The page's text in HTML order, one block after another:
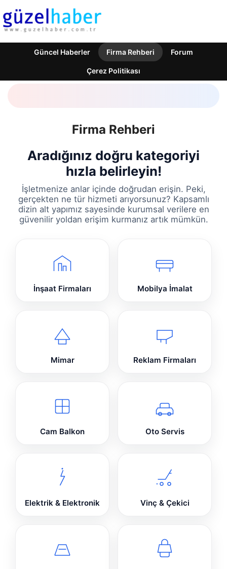
Güncel Haberler Firma Rehberi Forum
Çerez Politikası
Firma Rehberi
Aradığınız doğru kategoriyi
hızla belirleyin!
İşletmenize anlar içinde doğrudan erişin. Peki,
gerçekten ne tür hizmeti arıyorsunuz? Kapsamlı
dizin alt yapımız sayesinde kurumsal verilere en
güvenilir yoldan erişim kurmanız artık mümkün.
İnşaat Firmaları Mobilya İmalat
Mimar Reklam Firmaları
Cam Balkon Oto Servis
Elektrik & Elektronik Vinç & Çekici